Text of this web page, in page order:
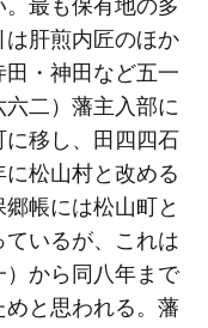
。最も保有地の多
肝煎内匠のほか
・神田など五一
六二） 藩主入部に
移し、田四四石
松山村と改める
帳には松山町と
いるが、これは
から同八年まで
と思われる。藩